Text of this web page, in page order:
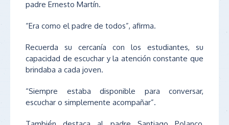
padre Ernesto Martín.
“Era como el padre de todos”, afirma.
Recuerda su cercanía con los estudiantes, su
capacidad de escuchar y la atención constante que
brindaba a cada joven.
“Siempre estaba disponible para conversar,
escuchar o simplemente acompañar”.